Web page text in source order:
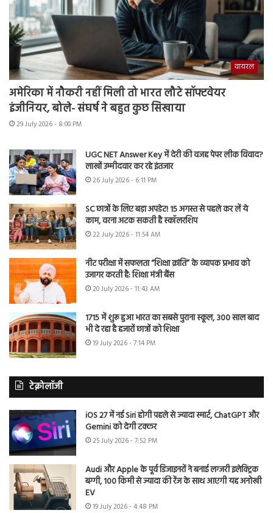
वायरल
अमेरिका में नौकरी नहीं मिली तो भारत लौटे सॉफ्टवेयर
इंजीनियर, बोले- संघर्ष ने बहुत कुछ सिखाया
29 July 2026 - 8:00 PM
UGC NET Answer Key में देरी की वजह पेपर लीक विवाद?
लाखों उम्मीदवार कर रहे इंतजार
26 July 2026 - 6:11 PM
SC छात्रों के लिए बड़ा अपडेट! 15 अगस्त से पहले कर लें ये
काम, वरना अटक सकती है स्कॉलरशिप
22 July 2026 - 11:54 AM
नीट परीक्षा में सफलता “शिक्षा क्रांति” के व्यापक प्रभाव को
उजागर करती है: शिक्षा मंत्री बैंस
20 July 2026 - 11:43 AM
1715 में शुरू हुआ भारत का सबसे पुराना स्कूल, 300 साल बाद
भी दे रहा है हजारों छात्रों को शिक्षा
19 July 2026 - 7:14 PM
टेक्नोलॉजी
iOS 27 में नई Siri होगी पहले से ज्यादा स्मार्ट, ChatGPT और
Gemini को देगी टक्कर
25 July 2026 - 7:52 PM
Audi और Apple के पूर्व डिजाइनरों ने बनाई लग्जरी इलेक्ट्रिक
बग्गी, 100 किमी से ज्यादा की रेंज के साथ आएगी यह अनोखी
EV
19 July 2026 - 4:48 PM